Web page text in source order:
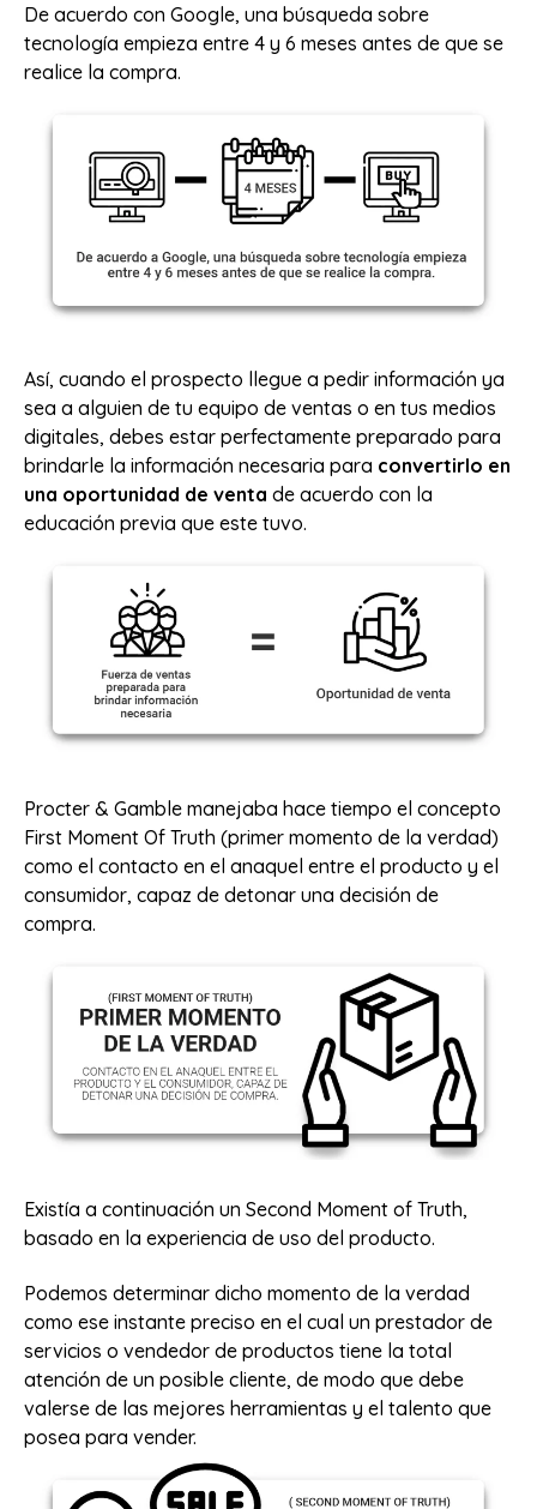
De acuerdo con Google, una búsqueda sobre
tecnología empieza entre 4 y 6 meses antes de que se
realice la compra.
Así, cuando el prospecto llegue a pedir información ya
sea a alguien de tu equipo de ventas o en tus medios
digitales, debes estar perfectamente preparado para
brindarle la información necesaria para convertirlo en
una oportunidad de venta de acuerdo con la
educación previa que este tuvo.
Procter & Gamble manejaba hace tiempo el concepto
First Moment Of Truth (primer momento de la verdad)
como el contacto en el anaquel entre el producto y el
consumidor, capaz de detonar una decisión de
compra.
Existía a continuación un Second Moment of Truth,
basado en la experiencia de uso del producto.
Podemos determinar dicho momento de la verdad
como ese instante preciso en el cual un prestador de
servicios o vendedor de productos tiene la total
atención de un posible cliente, de modo que debe
valerse de las mejores herramientas y el talento que
posea para vender.